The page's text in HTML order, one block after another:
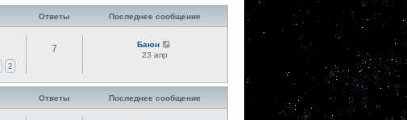
Ответы Последнее сообщение
2
7
Баюн
23 апр
Ответы Последнее сообщение